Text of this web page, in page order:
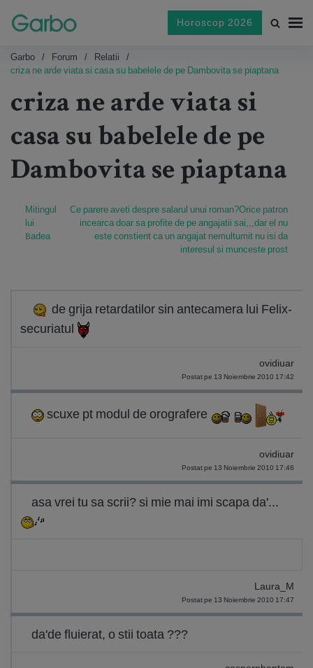
Horoscop 2026
Garbo Forum
Relatii
criza ne arde viata si casa su babelele de pe Dambovita se piaptana
criza ne arde viata si
casa su babelele de pe
Dambovita se piaptana
Mitingul
lui
Badea
Ce parere aveti despre salarul unui roman?Orice patron
incearca doar sa profite de pe angajatii sai,,,dar el nu
este constient ca un angajat nemultumit nu isi da
interesul si munceste prost
de grija retardatilor sin antecamera lui Felix-
securiatul
ovidiuar
Postat pe 13 Noiembrie 2010 17:42
scuxe pt modul de orografere
ovidiuar
Postat pe 13 Noiembrie 2010 17:46
asa vrei tu sa scrii? si mie mai imi scapa da'...
Laura_M
Postat pe 13 Noiembrie 2010 17:47
da'de fluierat, o stii toata ???